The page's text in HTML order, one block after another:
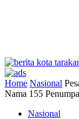
Home Nasional
Nama 155
Nasional